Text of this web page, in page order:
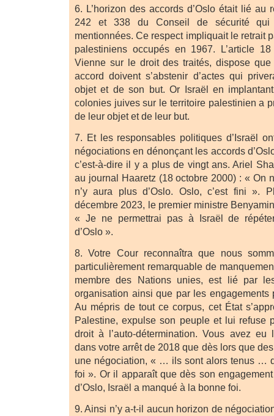
6. L’horizon des accords d’Oslo était lié au
242 et 338 du Conseil de sécurité qui
mentionnées. Ce respect impliquait le retrait
palestiniens occupés en 1967. L’article
Vienne sur le droit des traités, dispose
accord doivent s’abstenir d’actes qui
objet et de son but. Or Israël en
colonies juives sur le territoire palestinien a
de leur objet et de leur but.
7. Et les responsables politiques d’Israël
négociations en dénonçant les accords
c’est-à-dire il y a plus de vingt ans. Ariel
au journal Haaretz (18 octobre 2000) : « On
n’y aura plus d’Oslo. Oslo, c’est fini ».
décembre 2023, le premier ministre
« Je ne permettrai pas à Israël de
d’Oslo ».
8. Votre Cour reconnaîtra que nous
particulièrement remarquable de
membre des Nations unies, est lié par
organisation ainsi que par les engagements
Au mépris de tout ce corpus, cet État
Palestine, expulse son peuple et lui refuse
droit à l’auto-détermination. Vous avez eu
dans votre arrêt de 2018 que dès lors que
une négociation, « … ils sont alors tenus …
foi ». Or il apparaît que dès son
d’Oslo, Israël a manqué à la bonne foi.
9. Ainsi n’y a-t-il aucun horizon de